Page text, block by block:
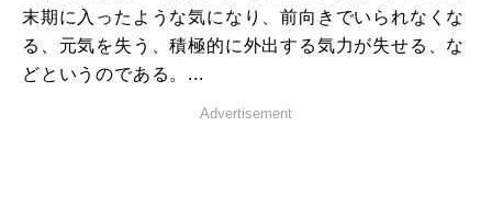
末期に入ったような気になり、前向きでいられなくな
る、元気を失う、積極的に外出する気力が失せる、な
どというのである。...
Advertisement